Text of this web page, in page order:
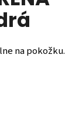
na pokožku.